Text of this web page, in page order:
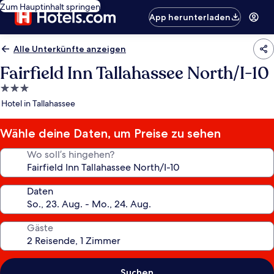
Zum Hauptinhalt springen
App herunterladen
Alle Unterkünfte anzeigen
Fairfield Inn Tallahassee North/I-10
3.0-
Sterne-
Hotel in Tallahassee
Wähle deine Daten, um Preise zu sehen
Wo soll’s hingehen?
Daten
Gäste